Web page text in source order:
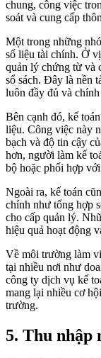
chung, công việc
soát và cung cấp
Một trong những
số liệu tài chính. Ở
quản lý chứng từ và
sổ sách. Đây là nền
luôn đầy đủ và chính
Bên cạnh đó, kế
liệu. Công việc này
bạch và độ tin cậy
hơn, người làm kế
bộ hoặc phối hợp
Ngoài ra, kế toán
chính như tổng hợp
cho cấp quản lý.
hiệu quả hoạt động
Về môi trường làm
tại nhiều nơi như
công ty dịch vụ kế
mang lại nhiều cơ
trường.
5. Thu nhập